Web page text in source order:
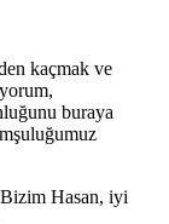
kaçmak ve
buraya
Hasan, iyi